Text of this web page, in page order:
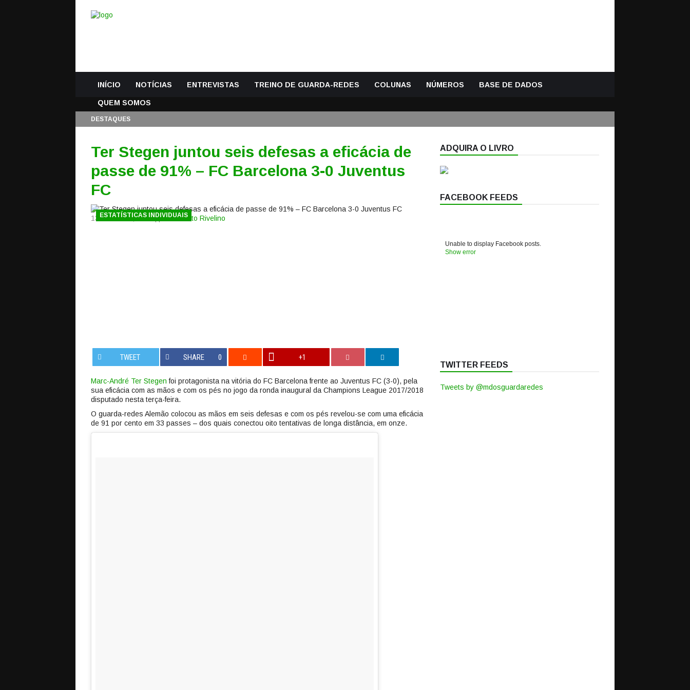
INÍCIO NOTÍCIAS ENTREVISTAS TREINO DE GUARDA-REDES COLUNAS NÚMEROS BASE DE DADOS
QUEM SOMOS
DESTAQUES
Ter Stegen juntou seis defesas a eficácia de
passe de 91% – FC Barcelona 3-0 Juventus
FC
13 Setembro, 2017 | porRoberto Rivelino
ESTATÍSTICAS INDIVIDUAIS
TWEET SHARE 0 +1
Marc-André Ter Stegen foi protagonista na vitória do FC Barcelona frente ao Juventus FC (3-0), pela
sua eficácia com as mãos e com os pés no jogo da ronda inaugural da Champions League 2017/2018
disputado nesta terça-feira.
O guarda-redes Alemão colocou as mãos em seis defesas e com os pés revelou-se com uma eficácia
de 91 por cento em 33 passes – dos quais conectou oito tentativas de longa distância, em onze.
ADQUIRA O LIVRO
FACEBOOK FEEDS
Unable to display Facebook posts.
Show error
TWITTER FEEDS
Tweets by @mdosguardaredes